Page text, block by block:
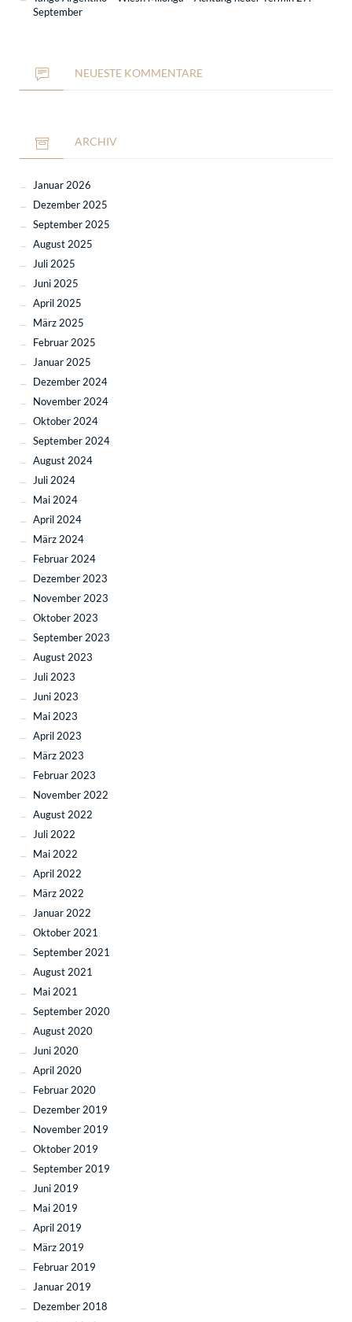
September
NEUESTE KOMMENTARE
ARCHIV
Januar 2026
Dezember 2025
September 2025
August 2025
Juli 2025
Juni 2025
April 2025
März 2025
Februar 2025
Januar 2025
Dezember 2024
November 2024
Oktober 2024
September 2024
August 2024
Juli 2024
Mai 2024
April 2024
März 2024
Februar 2024
Dezember 2023
November 2023
Oktober 2023
September 2023
August 2023
Juli 2023
Juni 2023
Mai 2023
April 2023
März 2023
Februar 2023
November 2022
August 2022
Juli 2022
Mai 2022
April 2022
März 2022
Januar 2022
Oktober 2021
September 2021
August 2021
Mai 2021
September 2020
August 2020
Juni 2020
April 2020
Februar 2020
Dezember 2019
November 2019
Oktober 2019
September 2019
Juni 2019
Mai 2019
April 2019
März 2019
Februar 2019
Januar 2019
Dezember 2018